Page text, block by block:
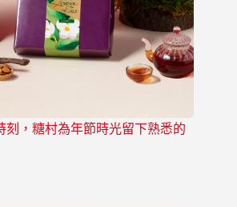
刻，糖村為年節時光留下熟悉的